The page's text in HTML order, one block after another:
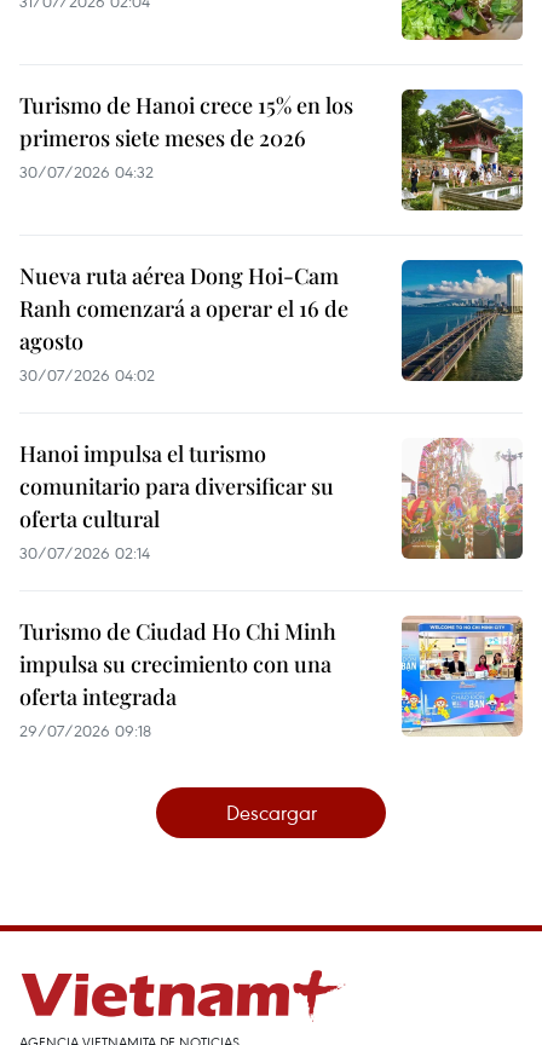
Turismo de Hanoi crece 15% en los
primeros siete meses de 2026
30/07/2026 04:32
Nueva ruta aérea Dong Hoi-Cam
Ranh comenzará a operar el 16 de
agosto
30/07/2026 04:02
Hanoi impulsa el turismo
comunitario para diversificar su
oferta cultural
30/07/2026 02:14
Turismo de Ciudad Ho Chi Minh
impulsa su crecimiento con una
oferta integrada
29/07/2026 09:18
Descargar